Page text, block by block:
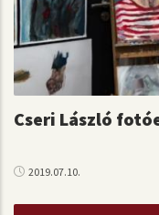
Cseri László
2019.07.10.